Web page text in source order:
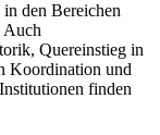
den Bereichen
Auch
Quereinstieg in
Koordination und
finden